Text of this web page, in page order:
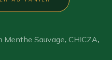
Menthe Sauvage, CHICZA,